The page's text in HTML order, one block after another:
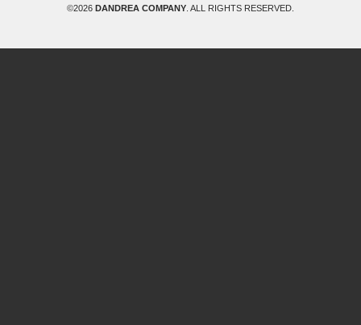
©2026 DANDREA COMPANY . ALL RIGHTS RESERVED.